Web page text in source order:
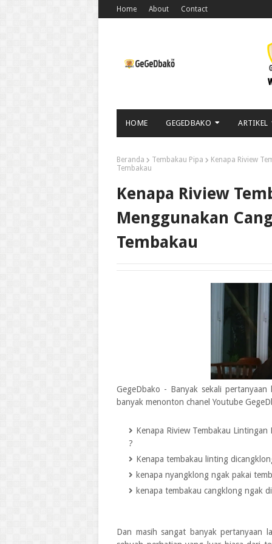
Home About Contact
HOME GEGEDBAKO ARTIKEL
Beranda Tembakau Pipa
Kenapa Riview
Tembakau
Kenapa Riview
Menggunakan
Tembakau
GegeDbako - Banyak sekali
banyak menonton chanel Youtube
Kenapa Riview Tembakau
?
Kenapa tembakau linting
kenapa nyangklong ngak pakai
kenapa tembakau cangklong ngak
Dan masih sangat banyak pertanyaan